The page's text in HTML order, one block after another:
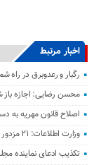
اخبار مرتبط
رگبار و رعدوبرق در
محسن رضایی: اجازه باز
اصلاح قانون مهریه به
وزارت اطلاعات: ۲۱ مزدور موساد و ۴ شرور مسلح در کرمان بازداشت شدند
تکذیب ادعای نماینده